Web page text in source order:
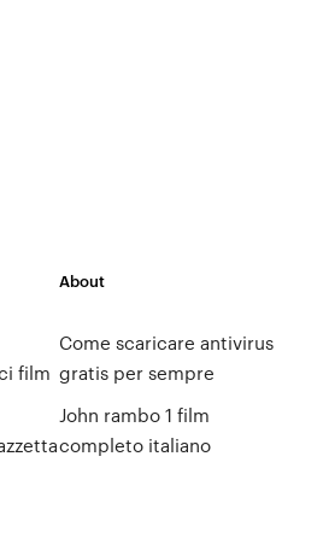
film
About
Come scaricare antivirus
gratis per sempre
John rambo 1 film
completo italiano